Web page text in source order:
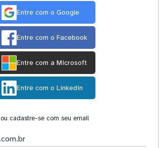
Entre com o Google
Entre com o Facebook
Entre com a Microsoft
Entre com o Linkedin
ou cadastre-se com seu email